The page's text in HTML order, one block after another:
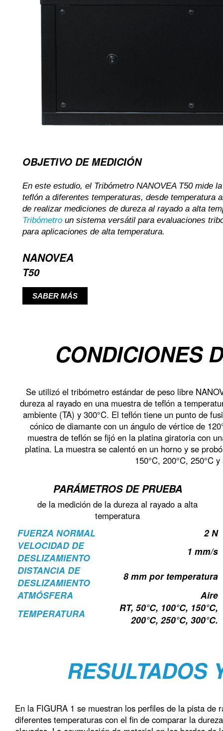
OBJETIVO DE MEDICIÓN
En este estudio, el Tribómetro NANOVEA T50 mide
teflón a diferentes temperaturas, desde temperatura
de realizar mediciones de dureza al rayado a alta
Tribómetro un sistema versátil para evaluaciones
para aplicaciones de alta temperatura.
NANOVEA
T50
SABER MÁS
CONDICIONES
Se utilizó el tribómetro estándar de peso libre
dureza al rayado en una muestra de teflón a
ambiente (TA) y 300°C. El teflón tiene un punto de
cónico de diamante con un ángulo de vértice de
muestra de teflón se fijó en la platina giratoria con
platina. La muestra se calentó en un horno y se
150°C, 200°C, 250°C y
PARÁMETROS DE PRUEBA
de la medición de la dureza al rayado a alta
temperatura
FUERZA NORMAL
2 N
VELOCIDAD DE
DESLIZAMIENTO
1 mm/s
DISTANCIA DE
DESLIZAMIENTO
8 mm por temperatura
ATMÓSFERA
Aire
TEMPERATURA
RT, 50°C, 100°C, 150°C,
200°C, 250°C, 300°C.
RESULTADOS
En la FIGURA 1 se muestran los perfiles de la pista de
diferentes temperaturas con el fin de comparar la